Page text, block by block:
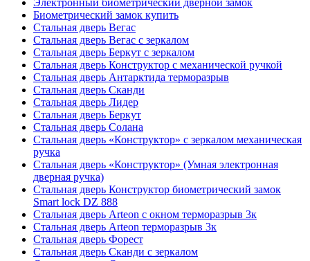
Электронный биометрический дверной замок
Биометрический замок купить
Стальная дверь Вегас
Стальная дверь Вегас с зеркалом
Стальная дверь Беркут с зеркалом
Стальная дверь Конструктор с механической ручкой
Стальная дверь Антарктида терморазрыв
Стальная дверь Сканди
Стальная дверь Лидер
Стальная дверь Беркут
Стальная дверь Солана
Стальная дверь «Конструктор» с зеркалом механическая
ручка
Стальная дверь «Конструктор» (Умная электронная
дверная ручка)
Стальная дверь Конструктор биометрический замок
Smart lock DZ 888
Стальная дверь Arteon с окном терморазрыв 3к
Стальная дверь Arteon терморазрыв 3к
Стальная дверь Форест
Стальная дверь Сканди с зеркалом